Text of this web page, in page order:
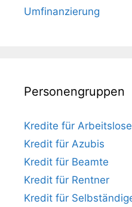
Umfinanzierung
Personengruppen
Kredite für Arbeitslose
Kredit für Azubis
Kredit für Beamte
Kredit für Rentner
Kredit für